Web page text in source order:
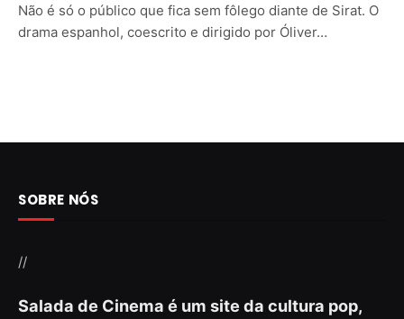
Não é só o público que fica sem fôlego diante de Sirat. O
drama espanhol, coescrito e dirigido por Óliver…
SOBRE NÓS
//
Salada de Cinema é um site da cultura pop,